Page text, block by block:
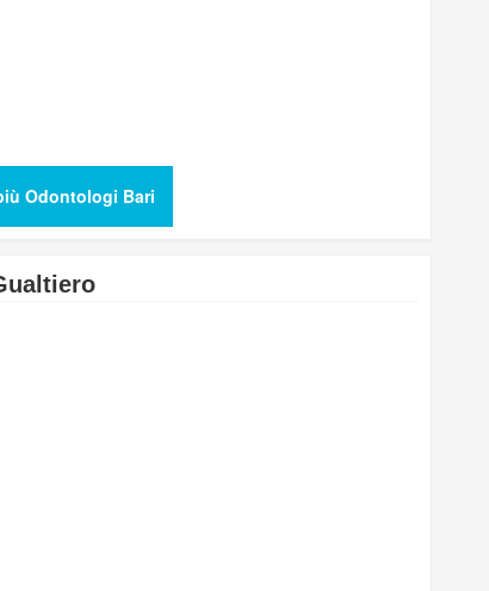
Odontologi Bari